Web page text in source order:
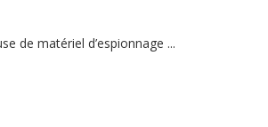
de matériel d’espionnage ...